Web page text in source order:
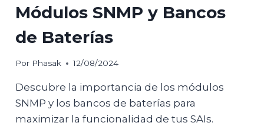
VIDEOVIGILANCIA
Módulos SNMP y Bancos
de Baterías
Por Phasak 12/08/2024
Descubre la importancia de los módulos
SNMP y los bancos de baterías para
maximizar la funcionalidad de tus SAIs.